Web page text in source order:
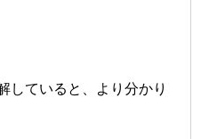
していると、より分かり